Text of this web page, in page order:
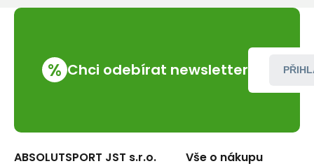
% Chci odebírat newsletter
ABSOLUTSPORT JST s.r.o. Vše o nákupu